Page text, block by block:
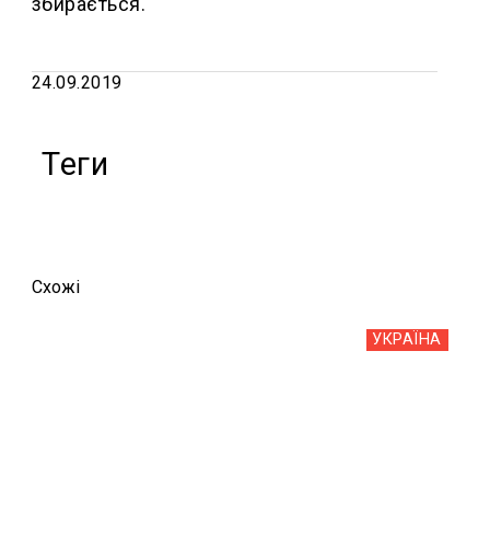
24.09.2019
Теги
Схожi
УКРАЇНА